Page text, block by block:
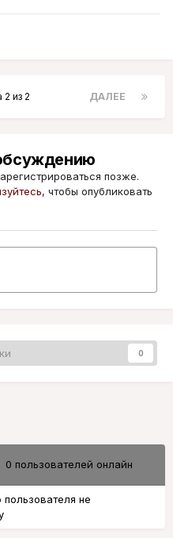
ДАЛЕЕ
2 из 2
позже.
, чтобы опубликовать
0
0 пользователей онлайн
не